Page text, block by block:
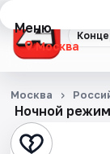
Меню
Москва
Концерты
Театр
Ночной режим
Москва